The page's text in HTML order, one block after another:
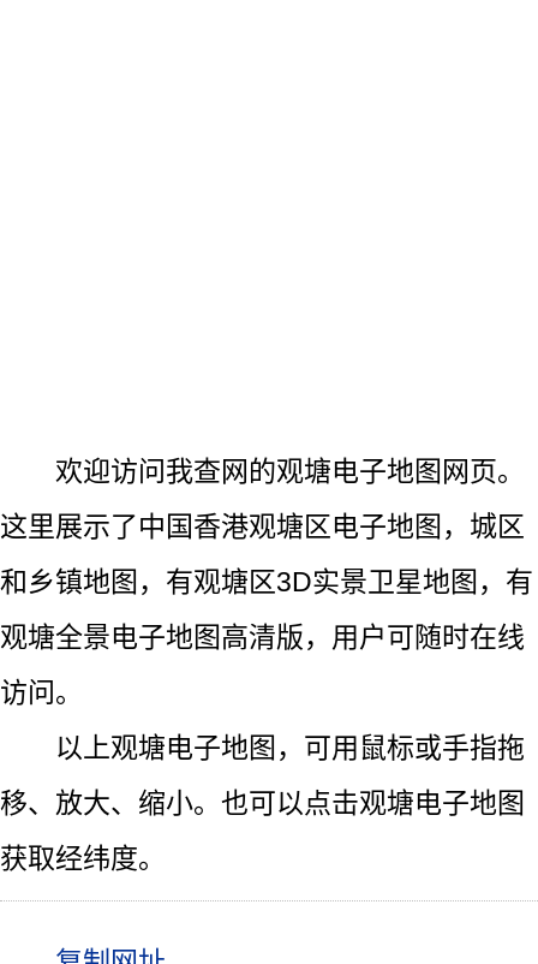
欢迎访问我查网的观塘电子地图网页。
这里展示了中国香港观塘区电子地图，城区
和乡镇地图，有观塘区3D实景卫星地图，有
观塘全景电子地图高清版，用户可随时在线
访问。
以上观塘电子地图，可用鼠标或手指拖
移、放大、缩小。也可以点击观塘电子地图
获取经纬度。